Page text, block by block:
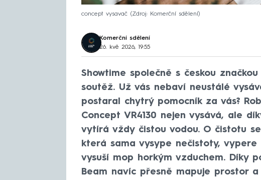
concept vysavač Zdroj: Komerční sdělení
Komerční sdělení
26. kvě 2026, 19:55
Showtime společně s českou
soutěž. Už vás nebaví neustálé
postaral chytrý pomocník za vás?
Concept VR4130 nejen vysává, ale
vytírá vždy čistou vodou. O čistotu
která sama vysype nečistoty,
vysuší mop horkým vzduchem. Díky
Beam navíc přesně mapuje prostor